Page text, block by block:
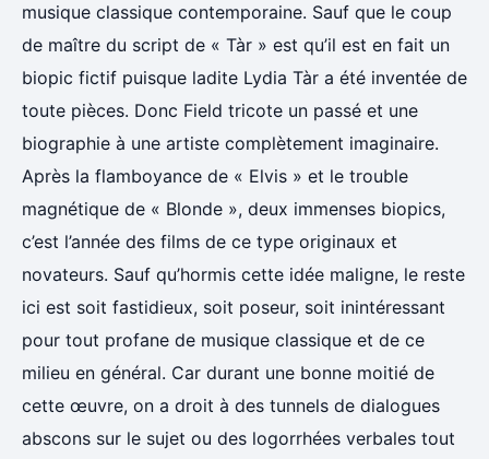
musique classique contemporaine. Sauf que le coup
de maître du script de « Tàr » est qu’il est en fait un
biopic fictif puisque ladite Lydia Tàr a été inventée de
toute pièces. Donc Field tricote un passé et une
biographie à une artiste complètement imaginaire.
Après la flamboyance de « Elvis » et le trouble
magnétique de « Blonde », deux immenses biopics,
c’est l’année des films de ce type originaux et
novateurs. Sauf qu’hormis cette idée maligne, le reste
ici est soit fastidieux, soit poseur, soit inintéressant
pour tout profane de musique classique et de ce
milieu en général. Car durant une bonne moitié de
cette œuvre, on a droit à des tunnels de dialogues
abscons sur le sujet ou des logorrhées verbales tout